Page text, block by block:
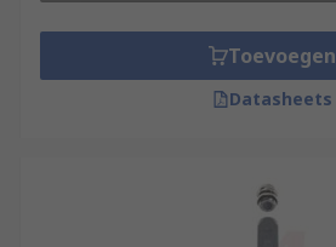
Toevoegen
Datasheets